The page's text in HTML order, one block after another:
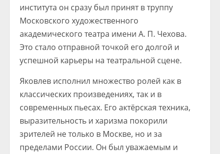
института он сразу был принят в труппу
Московского художественного
академического театра имени А. П. Чехова.
Это стало отправной точкой его долгой и
успешной карьеры на театральной сцене.
Яковлев исполнил множество ролей как в
классических произведениях, так и в
современных пьесах. Его актёрская техника,
выразительность и харизма покорили
зрителей не только в Москве, но и за
пределами России. Он был уважаемым и